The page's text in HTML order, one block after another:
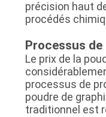
précision haut
procédés
Processus
Le prix de la
processus de
poudre de
traditionnel est